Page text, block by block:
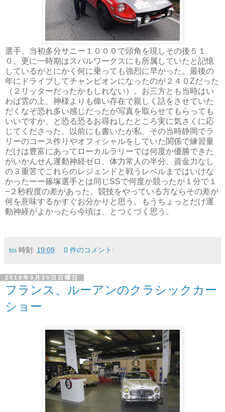
選手、当初多分サニー１０００で頭角を現しその後５１
０、更に一時期はスバルワークスにも所属していたと記憶
しているがとにかく何に乗っても強烈に早かった。最後の
年にドライブしてチャンピオンになったのが２４０Zだった
（２リッターだったかもしれない）。お三方とも当時はい
わば雲の上、神様よりも偉い存在で親しく話をさせていた
だくなぞ恐れ多い感じだったが写真を取らせてもらっても
いいですか、と恐る恐るお尋ねしたところ実に気さくに応
じてくださった。以前にも書いたが私、その当時静岡でラ
リーのコース作りやオフィシャルをしていた関係で練習量
だけは豊富にあってローカルラリーでは何度か優勝できた
がいかんせん運動神経ゼロ、体力常人の半分、資金力なし
の３重苦でこれらのレジェンドと戦うレベルまではいけな
かったーー篠塚選手とは同じSSで何度か競ったが１分で１
−２秒程度の差があった。競技をやっている方ならその差が
何を意味するかすぐお分かりと思う。もうちょっとだけ運
動神経がよかったら今頃は、とつくづく思う。
toi 時刻: 19:09 0 件のコメント:
2018年9月30日日曜日
フランス、ルーアンのクラシックカー
ショー